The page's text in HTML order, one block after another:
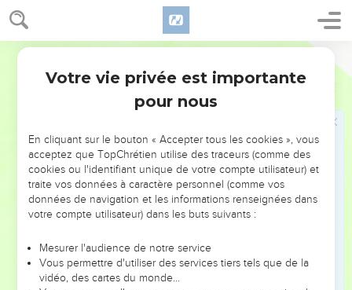
2 Rois Introduction
l’une puis par l’autre de ces deux grandes puissances à la
fin du septième siècle avant Jésus-Christ (23.29-30 ; 24.1-7).
Cette situation dura jusqu’en 586, année où
Nabuchodonosor met fin à toute tentative de révolte contre
lui en détruisant Jérusalem et en déportant sa population
La destruction des deux royaumes d’Israël et de Juda est le
juste châtiment d’un peuple infidèle qui s’est détourné de
l’Eternel, son Suzerain, pour adorer de faux dieux. Pourtant,
jamais l’Eternel n’a cessé d’avertir les Israélites du jugement
qui les attendait, conformément aux sanctions de l’alliance
couverte par 2 Rois que les prophètes d’avant l’exil, auteurs
des livres prophétiques contenus dans la Bible, ont exercé
Votre vie privée est importante
pour nous
En cliquant sur le bouton « Accepter tous les cookies », vous
acceptez que TopChrétien utilise des traceurs (comme des
cookies ou l'identifiant unique de votre compte utilisateur) et
traite vos données à caractère personnel (comme vos
données de navigation et les informations renseignées dans
votre compte utilisateur) dans les buts suivants :
Mesurer l'audience de notre service
Vous permettre d'utiliser des services tiers tels que de la
vidéo, des cartes du monde…